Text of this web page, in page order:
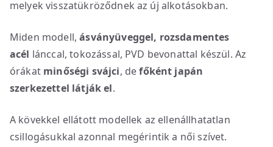
melyek visszatükröződnek az új alkotásokban.
Miden modell,ásványüveggel, rozsdamentes
acél lánccal, tokozással, PVD bevonattal készül. Az
órákat minőségi svájci, defőként japán
szerkezettel látják el.
A kövekkel ellátott modellek az ellenállhatatlan
csillogásukkal azonnal megérintik a női szívet.